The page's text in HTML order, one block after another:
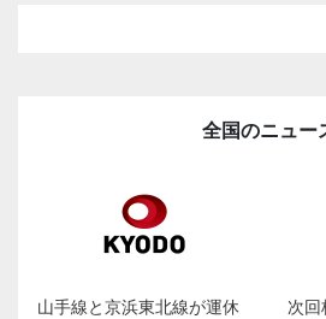
全国のニュー
山手線と京浜東北線が運休
次回